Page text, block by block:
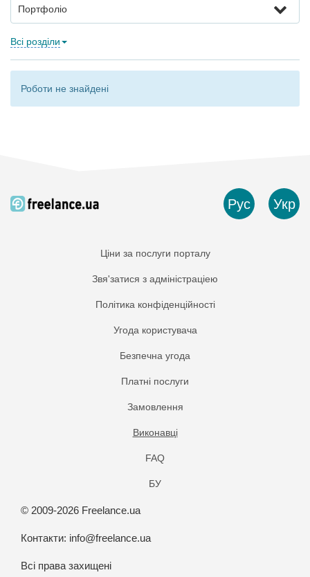
Портфоліо
Всі розділи
Роботи не знайдені
Рус Укр
Ціни за послуги порталу
Звя'затися з адміністраціею
Політика конфіденційності
Угода користувача
Безпечна угода
Платнi послуги
Замовлення
Виконавці
FAQ
БУ
© 2009-2026 Freelance.ua
Контакти: info@freelance.ua
Всі права захищені